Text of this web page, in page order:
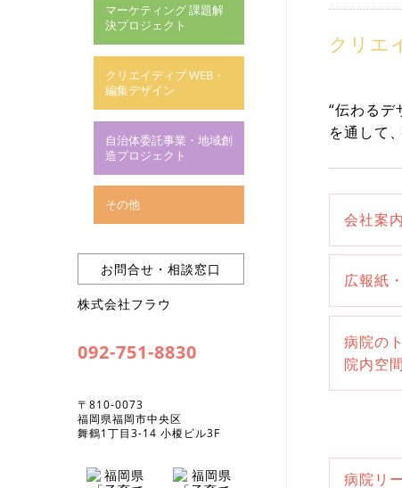
マーケティング 課題解
決プロジェクト
クリエイディブ WEB・
編集デザイン
自治体委託事業・地域創
造プロジェクト
その他
お問合せ・相談窓口
株式会社フラウ
092-751-8830
〒810-0073
福岡県福岡市中央区
舞鶴1丁目3-14 小榎ビル3F
クリエ
“伝わるデ
を通して
会社案
広報紙
病院の
院内空
病院リ